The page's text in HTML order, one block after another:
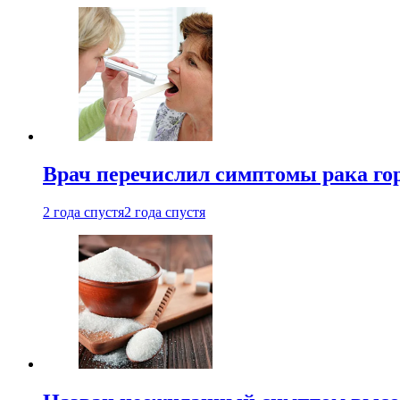
Врач перечислил симптомы рака
2 года спустя2 года спустя